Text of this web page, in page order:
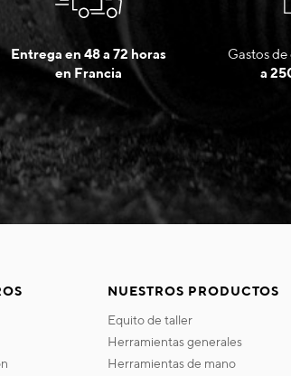
Entrega en 48 a 72 horas
en Francia
Gastos
a
NUESTROS PRODUCTOS
equito de taller
herramientas generales
herramientas de mano